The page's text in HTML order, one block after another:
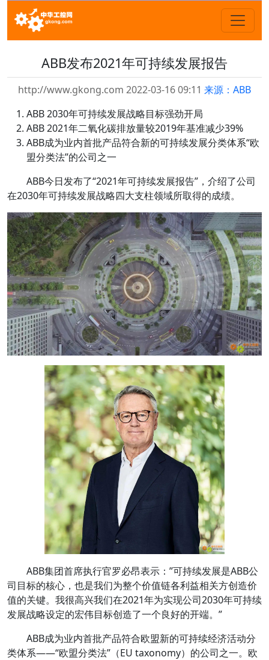
ABB发布2021年可持续发展报告
http://www.gkong.com 2022-03-16 09:11 来源：ABB
ABB 2030年可持续发展战略目标强劲开局
ABB 2021年二氧化碳排放量较2019年基准减少39%
ABB成为业内首批产品符合新的可持续发展分类体系“欧
盟分类法”的公司之一
ABB今日发布了“2021年可持续发展报告”，介绍了公司
在2030年可持续发展战略四大支柱领域所取得的成绩。
ABB集团首席执行官罗必昂表示：”可持续发展是ABB公
司目标的核心，也是我们为整个价值链各利益相关方创造价
值的关键。我很高兴我们在2021年为实现公司2030年可持续
发展战略设定的宏伟目标创造了一个良好的开端。”
ABB成为业内首批产品符合欧盟新的可持续经济活动分
类体系——“欧盟分类法”（EU taxonomy）的公司之一。欧